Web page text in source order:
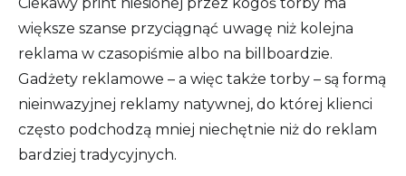
większe szanse przyciągnąć uwagę niż kolejna
reklama w czasopiśmie albo na billboardzie.
Gadżety reklamowe – a więc także torby – są formą
nieinwazyjnej reklamy natywnej, do której klienci
często podchodzą mniej niechętnie niż do reklam
bardziej tradycyjnych.